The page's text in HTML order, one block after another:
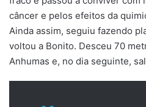
câncer e pelos efeitos da
Ainda assim, seguiu fazendo
voltou a Bonito. Desceu 70
Anhumas e, no dia seguinte,